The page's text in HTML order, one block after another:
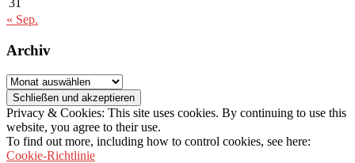
31
« Sep.
Archiv
Archiv
Privacy & Cookies: This site uses cookies. By continuing to use this
website, you agree to their use.
To find out more, including how to control cookies, see here:
Cookie-Richtlinie